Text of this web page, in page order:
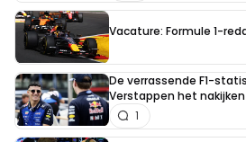
Vacature: Formule 1-
De verrassende F1-
Verstappen het
1